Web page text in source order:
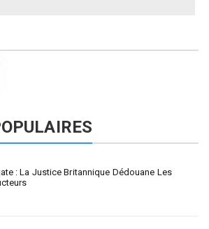
: La Justice Britannique Dédouane Les